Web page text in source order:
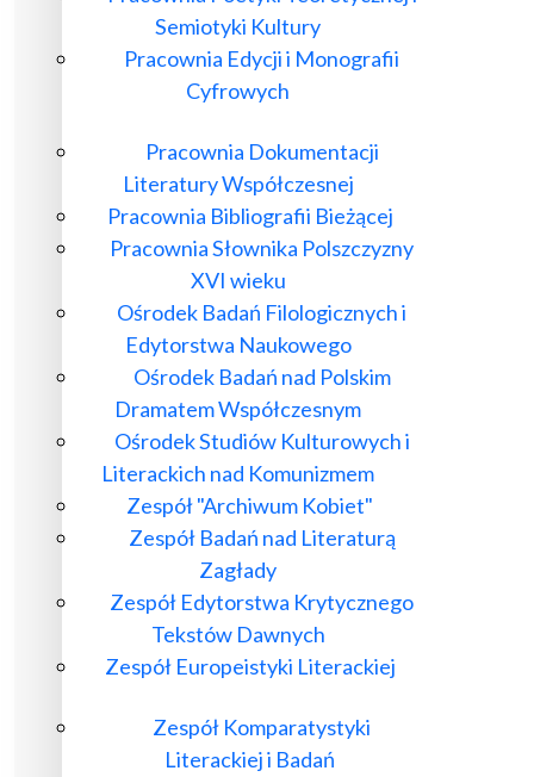
Semiotyki Kultury
Pracownia Edycji i Monografii
Cyfrowych
Pracownia Dokumentacji
Literatury Współczesnej
Pracownia Bibliografii Bieżącej
Pracownia Słownika Polszczyzny
XVI wieku
Ośrodek Badań Filologicznych i
Edytorstwa Naukowego
Ośrodek Badań nad Polskim
Dramatem Współczesnym
Ośrodek Studiów Kulturowych i
Literackich nad Komunizmem
Zespół "Archiwum Kobiet"
Zespół Badań nad Literaturą
Zagłady
Zespół Edytorstwa Krytycznego
Tekstów Dawnych
Zespół Europeistyki Literackiej
Zespół Komparatystyki
Literackiej i Badań